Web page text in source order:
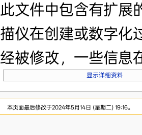
此文件中包含有扩展
描仪在创建或数字化
经被修改，一些信息
显示详细资料
本页面最后修改于2024年5月14日 (星期二) 19:16。